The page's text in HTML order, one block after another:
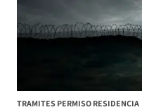
TRAMITES PERMISO RESIDENCIA